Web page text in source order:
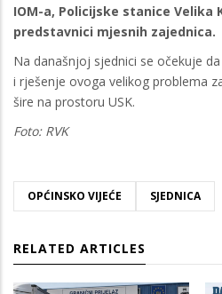
IOM-a, Policijske stanice Velika
predstavnici mjesnih zajednica.
Na današnjoj sjednici se očekuje
i rješenje ovoga velikog problema
šire na prostoru USK.
Foto: RVK
OPĆINSKO VIJEĆE SJEDNICA
RELATED ARTICLES